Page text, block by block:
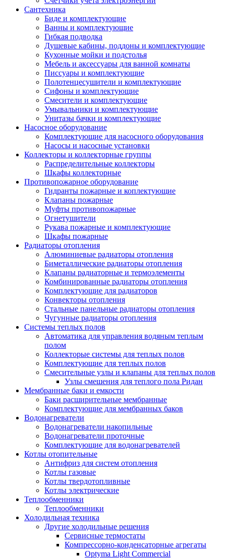
Сантехника
Биде и комплектующие
Ванны и комплектующие
Гибкая подводка
Душевые кабины, поддоны и комплектующие
Кухонные мойки и подстолья
Мебель и аксессуары для ванной комнаты
Писсуары и комплектующие
Полотенцесушители и комплектующие
Сифоны и комплектующие
Смесители и комплектующие
Умывальники и комплектующие
Унитазы бачки и комплектующие
Насосное оборудование
Комплектующие для насосного оборудования
Насосы и насосные установки
Коллекторы и коллекторные группы
Распределительные коллекторы
Шкафы коллекторные
Противопожарное оборудование
Гидранты пожарные и коплектующие
Клапаны пожарные
Муфты противопожарные
Огнетушители
Рукава пожарные и комплектующие
Шкафы пожарные
Радиаторы отопления
Алюминиевые радиаторы отопления
Биметаллические радиаторы отопления
Клапаны радиаторные и термоэлементы
Комбинированные радиаторы отопления
Комплектующие для радиаторов
Конвекторы отопления
Стальные панельные радиаторы отопления
Чугунные радиаторы отопления
Системы теплых полов
Автоматика для управления водяным теплым
полом
Коллекторые системы для теплых полов
Комплектующие для теплых полов
Смесительные узлы и клапаны для теплых полов
Узлы смешения для теплого пола Ридан
Мембранные баки и емкости
Баки расширительные мембранные
Комплектующие для мембранных баков
Водонагреватели
Водонагреватели накопильные
Водонагреватели проточные
Комплектующие для водонагревателей
Котлы отопительные
Антифриз для систем отопления
Котлы газовые
Котлы твердотопливные
Котлы электрические
Теплообменники
Теплообменники
Холодильная техника
Другие холодильные решения
Сервисные термостаты
Компрессорно-конденсаторные агрегаты
Optyma Light Commercial